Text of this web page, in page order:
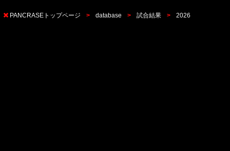
PANCRASEトップページ database 試合結果 2026